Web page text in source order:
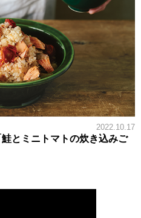
2022.10.17
とミニトマトの炊き込みご